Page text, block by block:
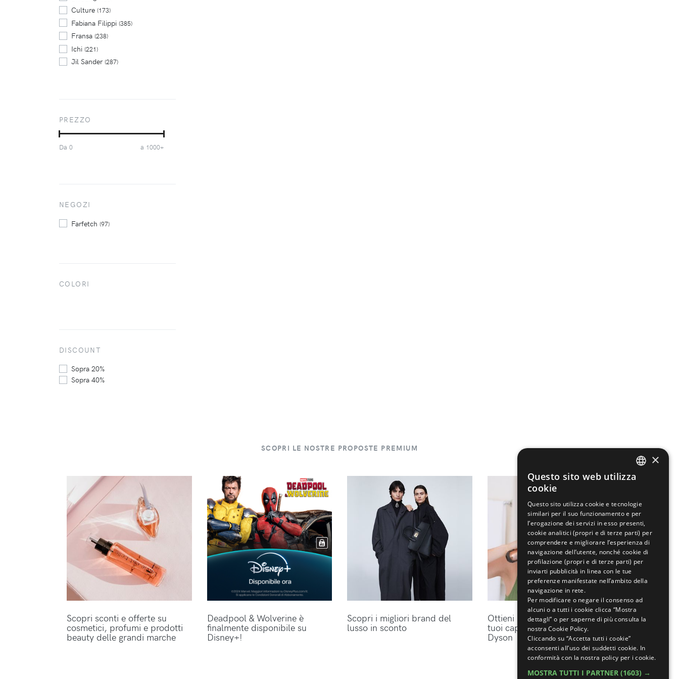
Culture (173)
Fabiana Filippi (385)
Fransa (238)
Ichi (221)
Jil Sander(287)
Pepe Jeans
Superdry
PREZZO
Da 0 a 1000+
NEGOZI
Farfetch (97)
COLORI
DISCOUNT
Sopra 20%
Sopra 40%
SCOPRI LE NOSTRE PROPOSTE PREMIUM
Scopri sconti e offerte su
cosmetici, profumi e prodotti
beauty delle grandi marche
Deadpool & Wolverine è
finalmente disponibile su
Disney+!
Scopri i migliori brand del
lusso in sconto
Ottieni lo styling perfetto per i
tuoi capelli con gli accessori
Dyson
×
Questo sito web utilizza
cookie
Questo sito utilizza cookie e tecnologie
similari per il suo funzionamento e per
l’erogazione dei servizi in esso presenti,
cookie analitici (propri e di terze parti) per
comprendere e migliorare l’esperienza di
navigazione dell’utente, nonché cookie di
profilazione (propri e di terze parti) per
inviarti pubblicità in linea con le tue
preferenze manifestate nell’ambito della
navigazione in rete.
Per modificare o negare il consenso ad
alcuni o a tutti i cookie clicca “Mostra
dettagli” o per saperne di più consulta la
nostra Cookie Policy.
Cliccando su “Accetta tutti i cookie”
acconsenti all’uso dei suddetti cookie. In
conformità con la nostra policy per i cookie.
MOSTRA TUTTI I PARTNER (1603) →